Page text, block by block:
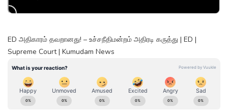
ED அதிகாரம் தவறானது! – உச்சநீதிமன்றம் அதிரடி கருத்து | ED |
Supreme Court | Kumudam News